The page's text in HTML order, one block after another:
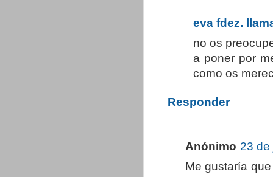
eva fdez.
no os
a poner por
como os
Responder
Anónimo 23 de
Me gustaría